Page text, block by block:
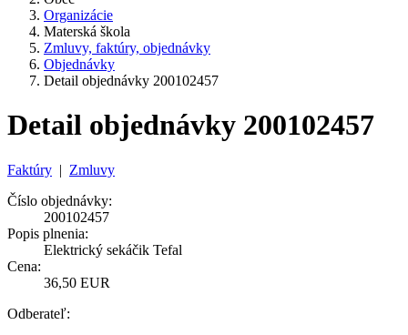
Organizácie
Materská škola
Zmluvy, faktúry, objednávky
Objednávky
Detail objednávky 200102457
Detail objednávky 200102457
Faktúry | Zmluvy
Číslo objednávky:
200102457
Popis plnenia:
Elektrický sekáčik Tefal
Cena:
36,50 EUR
Odberateľ: